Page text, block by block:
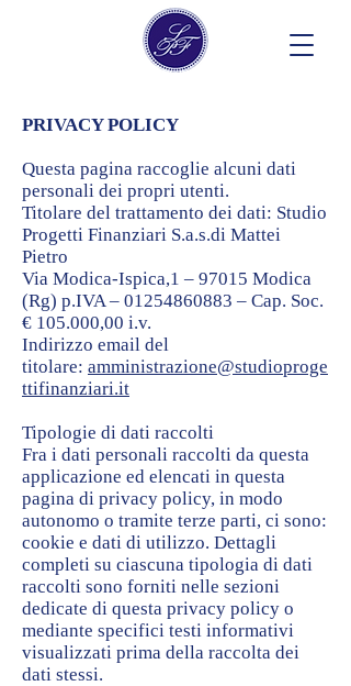
PRIVACY POLICY
Questa pagina raccoglie alcuni dati
personali dei propri utenti.
Titolare del trattamento dei dati: Studio
Progetti Finanziari S.a.s.di Mattei
Pietro
Via Modica-Ispica,1 – 97015 Modica
(Rg) p.IVA – 01254860883 – Cap. Soc.
€ 105.000,00 i.v.
Indirizzo email del
titolare: amministrazione@studioproge
ttifinanziari.it
Tipologie di dati raccolti
Fra i dati personali raccolti da questa
applicazione ed elencati in questa
pagina di privacy policy, in modo
autonomo o tramite terze parti, ci sono:
cookie e dati di utilizzo. Dettagli
completi su ciascuna tipologia di dati
raccolti sono forniti nelle sezioni
dedicate di questa privacy policy o
mediante specifici testi informativi
visualizzati prima della raccolta dei
dati stessi.